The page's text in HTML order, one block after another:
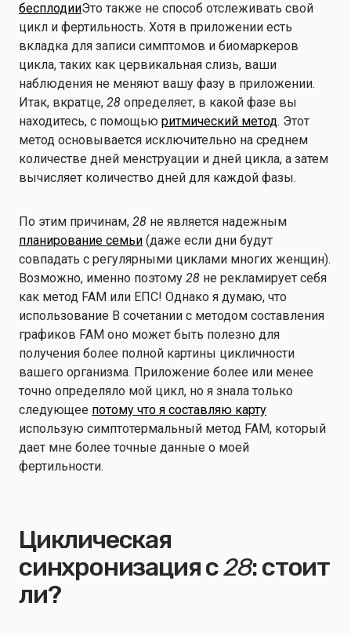
бесплодииЭто также не способ отслеживать свой
цикл и фертильность. Хотя в приложении есть
вкладка для записи симптомов и биомаркеров
цикла, таких как цервикальная слизь, ваши
наблюдения не меняют вашу фазу в приложении.
Итак, вкратце, 28 определяет, в какой фазе вы
находитесь, с помощью ритмический метод. Этот
метод основывается исключительно на среднем
количестве дней менструации и дней цикла, а затем
вычисляет количество дней для каждой фазы.
По этим причинам, 28 не является надежным
планирование семьи (даже если дни будут
совпадать с регулярными циклами многих женщин).
Возможно, именно поэтому 28 не рекламирует себя
как метод FAM или ЕПС! Однако я думаю, что
использование В сочетании с методом составления
графиков FAM оно может быть полезно для
получения более полной картины цикличности
вашего организма. Приложение более или менее
точно определяло мой цикл, но я знала только
следующее потому что я составляю карту
использую симптотермальный метод FAM, который
дает мне более точные данные о моей
фертильности.
Циклическая
синхронизация с28: стоит
ли?